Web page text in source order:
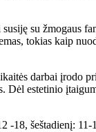
su žmogaus
tokias kaip
darbai įrodo
Dėl estetinio
-18, šeštadienį: 11-